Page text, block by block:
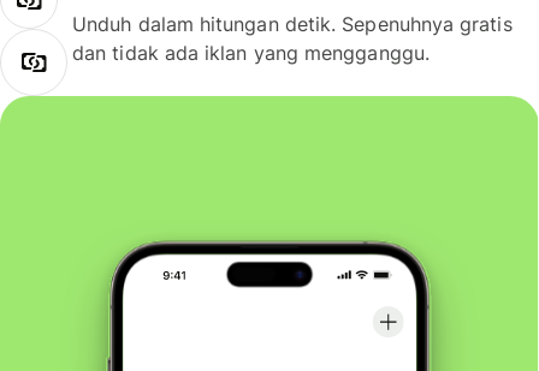
Unduh dalam hitungan detik. Sepenuhnya gratis
dan tidak ada iklan yang mengganggu.